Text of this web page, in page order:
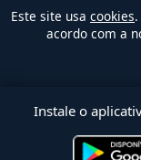
Este site usa cookies
acordo com a
Instale o